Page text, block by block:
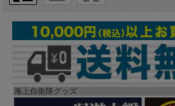
海上自衛隊グッズ